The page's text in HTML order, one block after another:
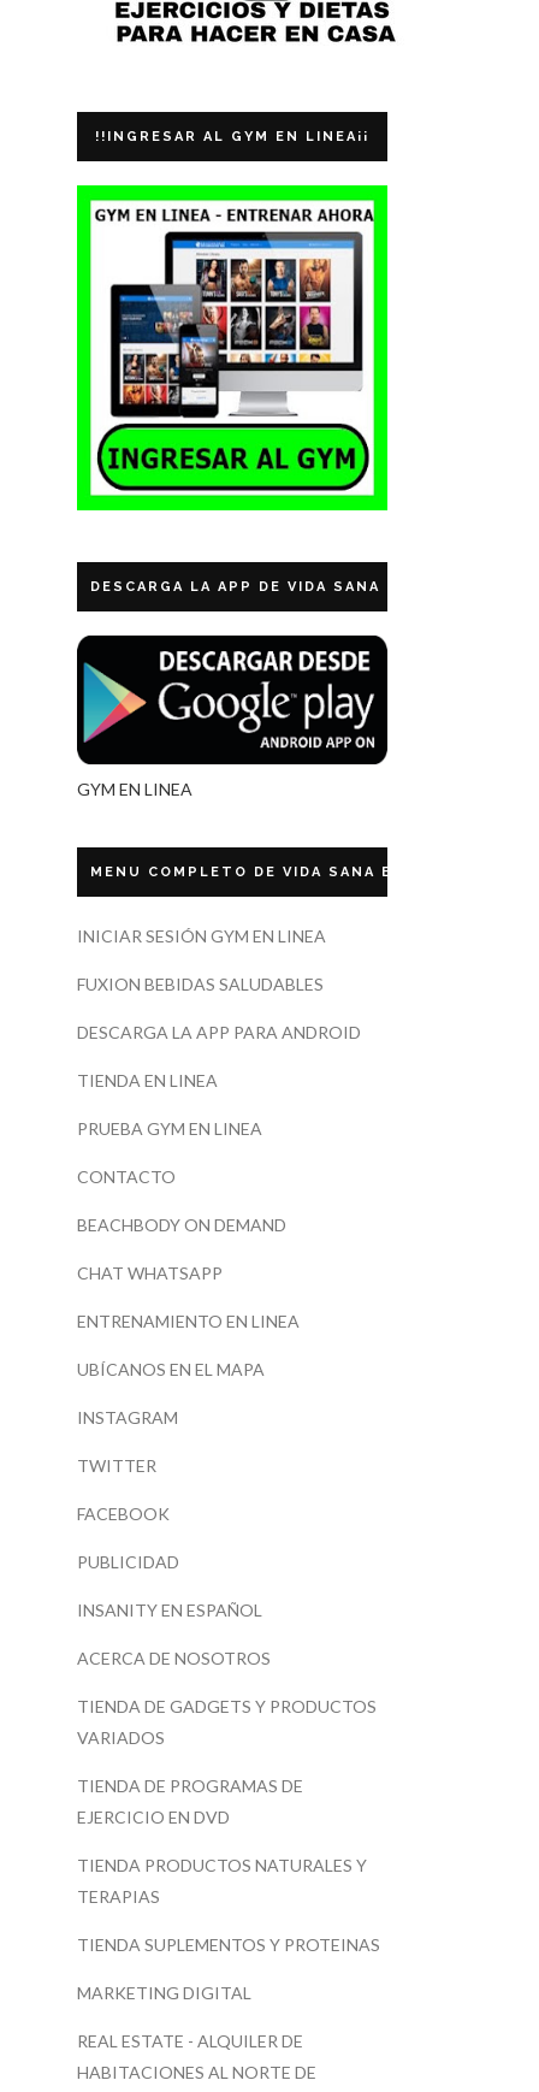
!!INGRESAR AL GYM EN LINEA¡¡
DESCARGA LA APP DE VIDA SANA ECUADOR
GYM EN LINEA
MENU COMPLETO DE VIDA SANA ECUADOR
INICIAR SESIÓN GYM EN LINEA
FUXION BEBIDAS SALUDABLES
DESCARGA LA APP PARA ANDROID
TIENDA EN LINEA
PRUEBA GYM EN LINEA
CONTACTO
BEACHBODY ON DEMAND
CHAT WHATSAPP
ENTRENAMIENTO EN LINEA
UBÍCANOS EN EL MAPA
INSTAGRAM
TWITTER
FACEBOOK
PUBLICIDAD
INSANITY EN ESPAÑOL
ACERCA DE NOSOTROS
TIENDA DE GADGETS Y PRODUCTOS
VARIADOS
TIENDA DE PROGRAMAS DE
EJERCICIO EN DVD
TIENDA PRODUCTOS NATURALES Y
TERAPIAS
TIENDA SUPLEMENTOS Y PROTEINAS
MARKETING DIGITAL
REAL ESTATE - ALQUILER DE
HABITACIONES AL NORTE DE